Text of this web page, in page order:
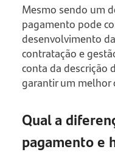
Mesmo sendo um
pagamento pode
desenvolvimento
contratação e
conta da descrição
garantir um melhor
Qual a
pagamento e